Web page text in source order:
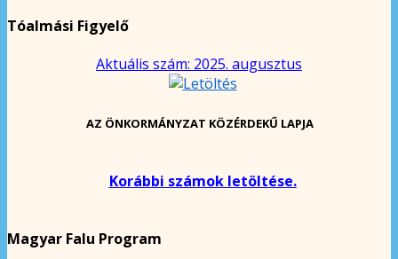
Tóalmási Figyelő
Aktuális szám: 2025. augusztus
AZ ÖNKORMÁNYZAT KÖZÉRDEKŰ LAPJA
Korábbi számok letöltése.
Magyar Falu Program